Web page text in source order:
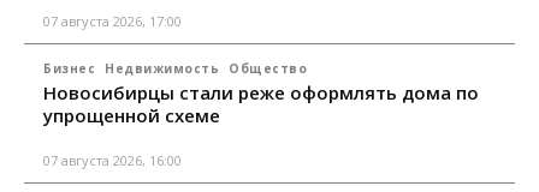
07 августа 2026, 17:00
Бизнес Недвижимость Общество
Новосибирцы стали реже оформлять дома по
упрощенной схеме
07 августа 2026, 16:00